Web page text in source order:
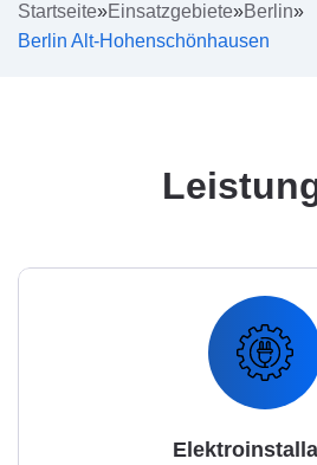
Startseite»Einsatzgebiete»Berlin»
Berlin Alt-Hohenschönhausen